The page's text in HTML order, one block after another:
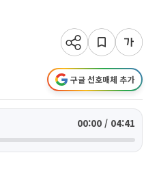
구글 선호매체 추가
00:00 / 04:41